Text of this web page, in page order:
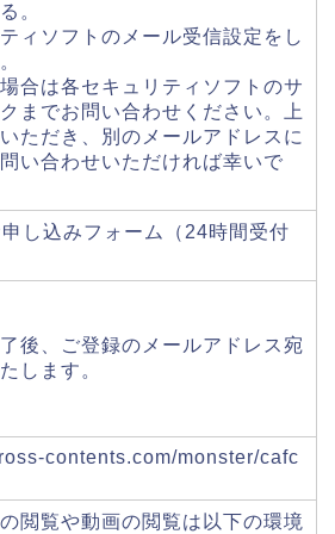
。
ィソフトのメール受信設定をし
合は各セキュリティソフトのサ
までお問い合わせください。上
ただき、別のメールアドレスに
い合わせいただければ幸いで
し込みフォーム（24時間受付
後、ご登録のメールアドレス宛
します。
contents.com/monster/cafc
閲覧や動画の閲覧は以下の環境